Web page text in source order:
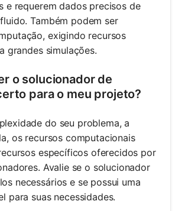
e requerem dados precisos de
Também podem ser
exigindo recursos
grandes simulações.
o solucionador de
para o meu projeto?
do seu problema, a
os recursos computacionais
específicos oferecidos por
Avalie se o solucionador
necessários e se possui uma
para suas necessidades.